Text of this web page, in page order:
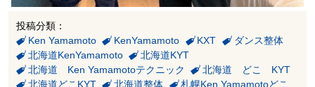
投稿分類：
Ken Yamamoto
KenYamamoto KXT
ダンス整体
北海道KenYamamoto
北海道KYT
北海道 Ken Yamamotoテクニック
北海道 どこ KYT
北海道どこKYT
北海道整体
札幌Ken Yamamotoどこ